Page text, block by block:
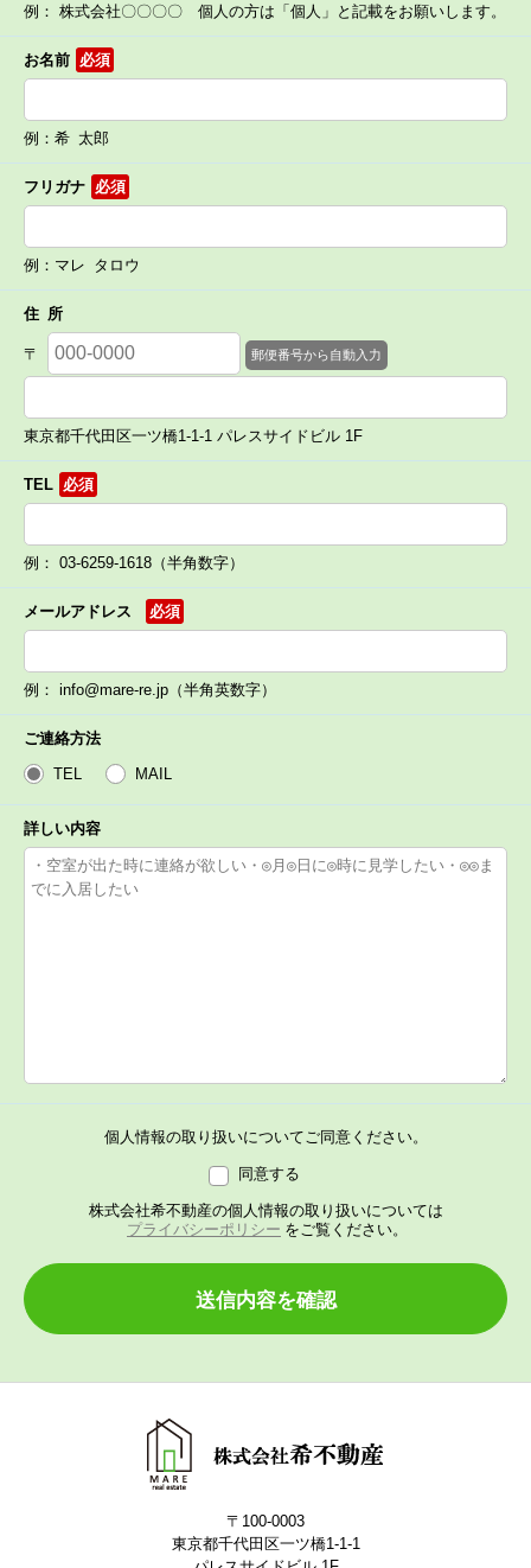
例： 株式会社〇〇〇〇 個人の方は「個人」と記載をお願いします。
お名前 必須
例：希 太郎
フリガナ 必須
例：マレ タロウ
住 所
〒
東京都千代田区一ツ橋1-1-1 パレスサイドビル 1F
TEL 必須
例： 03-6259-1618（半角数字）
メールアドレス 必須
例： info@mare-re.jp（半角英数字）
ご連絡方法
TEL
MAIL
詳しい内容
個人情報の取り扱いについてご同意ください。
同意する
株式会社希不動産の個人情報の取り扱いについては
プライバシーポリシー をご覧ください。
送信内容を確認
〒100-0003
東京都千代田区一ツ橋1-1-1